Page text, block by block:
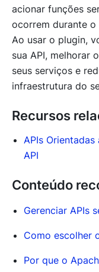
acionar funções
ocorrem durante o
Ao usar o plugin,
sua API, melhorar
seus serviços e
infraestrutura do
Recursos
APIs
API
Conteúdo
Gerenciar APIs
Como escolher
Por que o